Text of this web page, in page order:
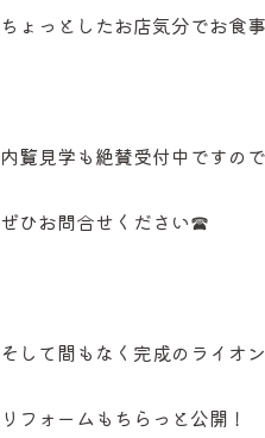
ちょっとしたお店気分でお食
内覧見学も絶賛受付中ですので
ぜひお問合せください☎
そして間もなく完成のライオ
リフォームもちらっと公開！